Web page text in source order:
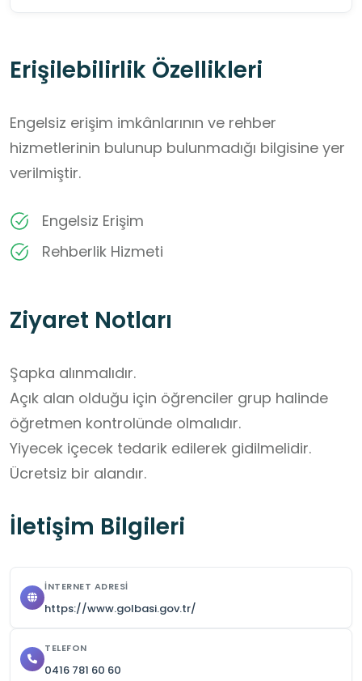
Erişilebilirlik Özellikleri
Engelsiz erişim imkânlarının ve rehber
hizmetlerinin bulunup bulunmadığı bilgisine yer
verilmiştir.
Engelsiz Erişim
Rehberlik Hizmeti
Ziyaret Notları
Şapka alınmalıdır.
Açık alan olduğu için öğrenciler grup halinde
öğretmen kontrolünde olmalıdır.
Yiyecek içecek tedarik edilerek gidilmelidir.
Ücretsiz bir alandır.
İletişim Bilgileri
İNTERNET ADRESI
https://www.golbasi.gov.tr/
TELEFON
0416 781 60 60